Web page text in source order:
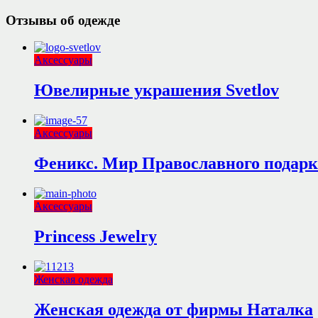
Отзывы об одежде
Аксессуары
Ювелирные украшения Svetlov
Аксессуары
Феникс. Мир Православного
Аксессуары
Princess Jewelry
Женская одежда
Женская одежда от фирмы Наталка